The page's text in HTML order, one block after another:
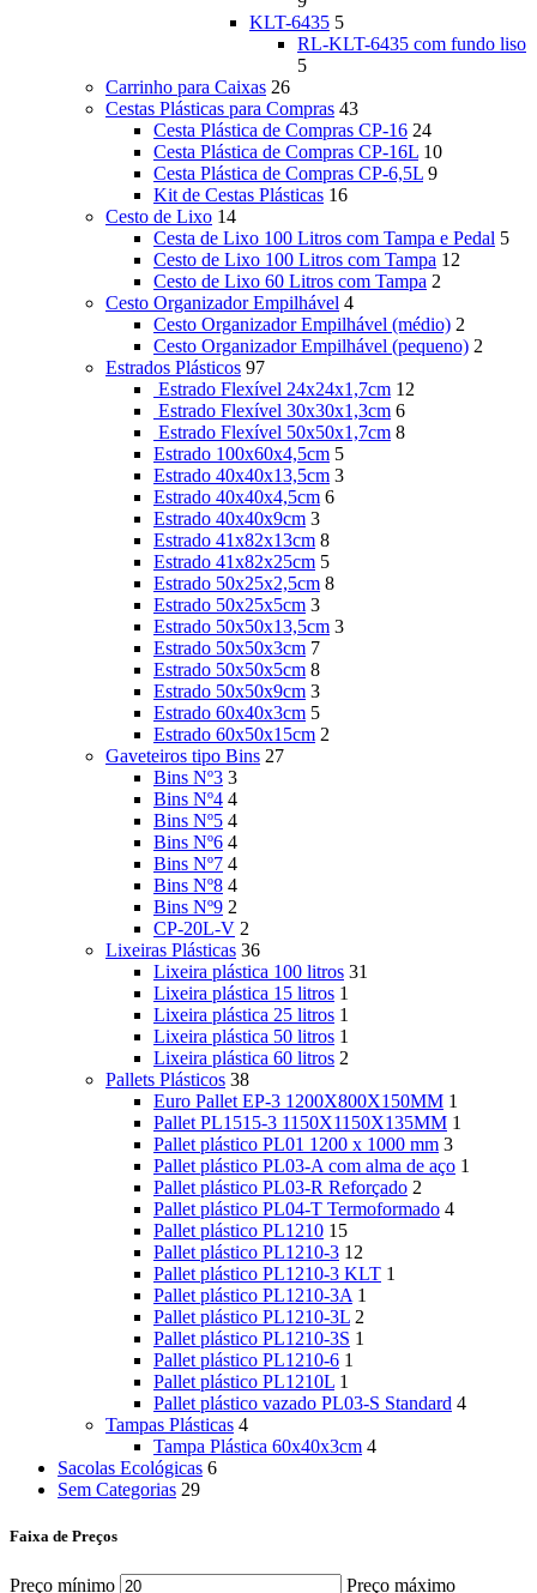
KLT-6435 5
RL-KLT-6435 com fundo liso
5
Carrinho para Caixas 26
Cestas Plásticas para Compras 43
Cesta Plástica de Compras CP-16 24
Cesta Plástica de Compras CP-16L 10
Cesta Plástica de Compras CP-6,5L 9
Kit de Cestas Plásticas 16
Cesto de Lixo 14
Cesta de Lixo 100 Litros com Tampa e Pedal 5
Cesto de Lixo 100 Litros com Tampa 12
Cesto de Lixo 60 Litros com Tampa 2
Cesto Organizador Empilhável 4
Cesto Organizador Empilhável (médio) 2
Cesto Organizador Empilhável (pequeno) 2
Estrados Plásticos 97
Estrado Flexível 24x24x1,7cm 12
Estrado Flexível 30x30x1,3cm 6
Estrado Flexível 50x50x1,7cm 8
Estrado 100x60x4,5cm 5
Estrado 40x40x13,5cm 3
Estrado 40x40x4,5cm 6
Estrado 40x40x9cm 3
Estrado 41x82x13cm 8
Estrado 41x82x25cm 5
Estrado 50x25x2,5cm 8
Estrado 50x25x5cm 3
Estrado 50x50x13,5cm 3
Estrado 50x50x3cm 7
Estrado 50x50x5cm 8
Estrado 50x50x9cm 3
Estrado 60x40x3cm 5
Estrado 60x50x15cm 2
Gaveteiros tipo Bins 27
Bins Nº3 3
Bins Nº4 4
Bins Nº5 4
Bins Nº6 4
Bins Nº7 4
Bins Nº8 4
Bins Nº9 2
CP-20L-V 2
Lixeiras Plásticas 36
Lixeira plástica 100 litros 31
Lixeira plástica 15 litros 1
Lixeira plástica 25 litros 1
Lixeira plástica 50 litros 1
Lixeira plástica 60 litros 2
Pallets Plásticos 38
Euro Pallet EP-3 1200X800X150MM 1
Pallet PL1515-3 1150X1150X135MM 1
Pallet plástico PL01 1200 x 1000 mm 3
Pallet plástico PL03-A com alma de aço 1
Pallet plástico PL03-R Reforçado 2
Pallet plástico PL04-T Termoformado 4
Pallet plástico PL1210 15
Pallet plástico PL1210-3 12
Pallet plástico PL1210-3 KLT 1
Pallet plástico PL1210-3A 1
Pallet plástico PL1210-3L 2
Pallet plástico PL1210-3S 1
Pallet plástico PL1210-6 1
Pallet plástico PL1210L 1
Pallet plástico vazado PL03-S Standard 4
Tampas Plásticas 4
Tampa Plástica 60x40x3cm 4
Sacolas Ecológicas 6
Sem Categorias 29
Faixa de Preços
Preço mínimo Preço máximo